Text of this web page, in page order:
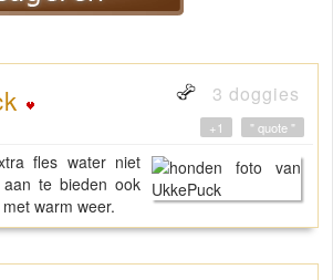
3 doggies
" quote "
+1
fles water niet
te bieden ook
warm weer.